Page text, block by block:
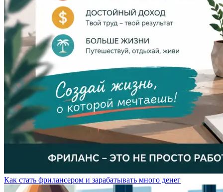
Как стать фрилансером и зарабатывать много денег